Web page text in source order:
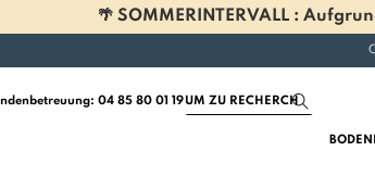
🌴 SOMMERINTERVALL :
04 85 80 01 19